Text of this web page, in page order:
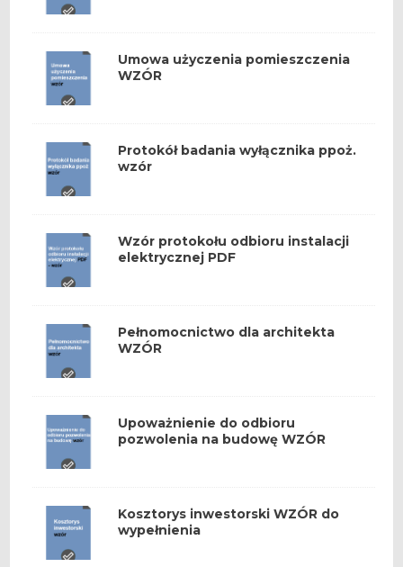
Umowa użyczenia pomieszczenia
WZÓR
Protokół badania wyłącznika ppoż.
wzór
Wzór protokołu odbioru instalacji
elektrycznej PDF
Pełnomocnictwo dla architekta
WZÓR
Upoważnienie do odbioru
pozwolenia na budowę WZÓR
Kosztorys inwestorski WZÓR do
wypełnienia